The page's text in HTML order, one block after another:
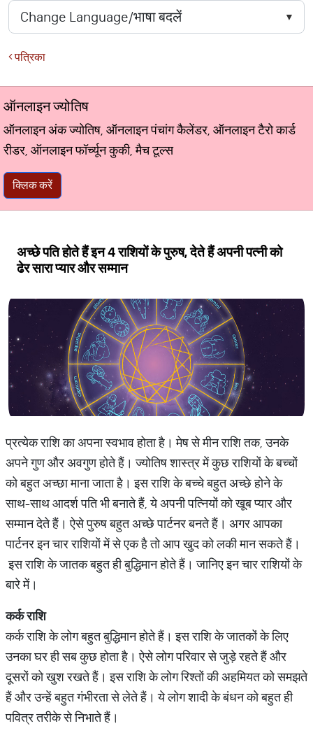
पत्रिका
ऑनलाइन ज्योतिष
ऑनलाइन अंक ज्योतिष, ऑनलाइन पंचांग कैलेंडर, ऑनलाइन टैरो कार्ड
रीडर, ऑनलाइन फॉर्च्यून कुकी, मैच टूल्स
क्लिक करें
अच्छे पति होते हैं इन 4 राशियों के पुरुष, देते हैं अपनी पत्नी को
ढेर सारा प्यार और सम्मान
प्रत्येक राशि का अपना स्वभाव होता है। मेष से मीन राशि तक, उनके
अपने गुण और अवगुण होते हैं। ज्योतिष शास्त्र में कुछ राशियों के बच्चों
को बहुत अच्छा माना जाता है। इस राशि के बच्चे बहुत अच्छे होने के
साथ-साथ आदर्श पति भी बनाते हैं, ये अपनी पत्नियों को खूब प्यार और
सम्मान देते हैं। ऐसे पुरुष बहुत अच्छे पार्टनर बनते हैं। अगर आपका
पार्टनर इन चार राशियों में से एक है तो आप खुद को लकी मान सकते हैं।
इस राशि के जातक बहुत ही बुद्धिमान होते हैं। जानिए इन चार राशियों के
बारे में।
कर्कराशि
कर्क राशि के लोग बहुत बुद्धिमान होते हैं। इस राशि के जातकों के लिए
उनका घर ही सब कुछ होता है। ऐसे लोग परिवार से जुड़े रहते हैं और
दूसरों को खुश रखते हैं। इस राशि के लोग रिश्तों की अहमियत को समझते
हैं और उन्हें बहुत गंभीरता से लेते हैं। ये लोग शादी के बंधन को बहुत ही
पवित्र तरीके से निभाते हैं।